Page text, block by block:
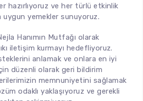
hazırlıyoruz ve her türlü etkinlik
yemekler sunuyoruz.
Hanımın Mutfağı olarak
iletişim kurmayı hedefliyoruz.
anlamak ve onlara en iyi
düzenli olarak geri bildirim
memnuniyetini sağlamak
odaklı yaklaşıyoruz ve gerekli